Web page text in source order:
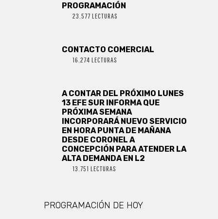
PROGRAMACIÓN
23.577 LECTURAS
CONTACTO COMERCIAL
16.274 LECTURAS
A CONTAR DEL PRÓXIMO LUNES
13 EFE SUR INFORMA QUE
PRÓXIMA SEMANA
INCORPORARÁ NUEVO SERVICIO
EN HORA PUNTA DE MAÑANA
DESDE CORONEL A
CONCEPCIÓN PARA ATENDER LA
ALTA DEMANDA EN L2
13.751 LECTURAS
PROGRAMACIÓN DE HOY